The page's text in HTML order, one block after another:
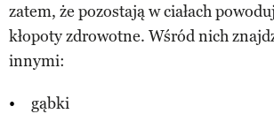
zatem, że pozostają w ciałach
kłopoty zdrowotne. Wśród nich
innymi:
gąbki